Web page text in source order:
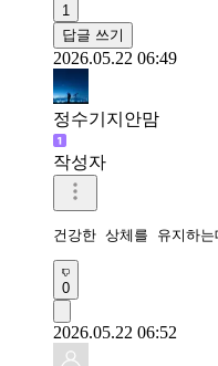
1
답글 쓰기
2026.05.22 06:49
정수기지안맘
작성자
건강한 상체를 유지하
0
2026.05.22 06:52